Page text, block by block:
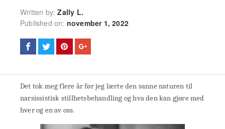
Written by:Zally L.
Published on: november 1, 2022
Det tok meg flere år før jeg lærte den sanne naturen til
narsissistisk stillhetsbehandling og hva den kan gjøre med
hver og en av oss.